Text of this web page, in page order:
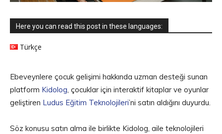
Here you can read this post in these languages:
Türkçe
Ebeveynlere çocuk gelişimi hakkında uzman desteği sunan
platform Kidolog , çocuklar için interaktif kitaplar ve oyunlar
geliştiren Ludus Eğitim Teknolojileri’ni satın aldığını duyurdu.
Söz konusu satın alma ile birlikte Kidolog, aile teknolojileri